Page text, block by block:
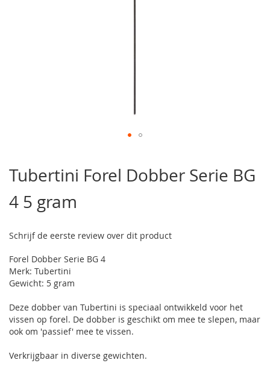
het
begin
van
de
gallerij
Tubertini Forel Dobber Serie BG
4 5 gram
Schrijf de eerste review over dit product
Forel Dobber Serie BG 4
Merk: Tubertini
Gewicht: 5 gram
Deze dobber van Tubertini is speciaal ontwikkeld voor het
vissen op forel. De dobber is geschikt om mee te slepen, maar
ook om 'passief' mee te vissen.
Verkrijgbaar in diverse gewichten.